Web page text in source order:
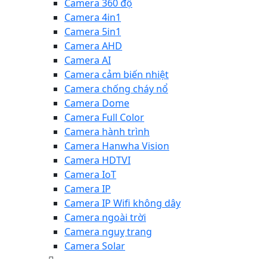
Camera 360 độ
Camera 4in1
Camera 5in1
Camera AHD
Camera AI
Camera cảm biến nhiệt
Camera chống cháy nổ
Camera Dome
Camera Full Color
Camera hành trình
Camera Hanwha Vision
Camera HDTVI
Camera IoT
Camera IP
Camera IP Wifi không dây
Camera ngoài trời
Camera nguỵ trang
Camera Solar